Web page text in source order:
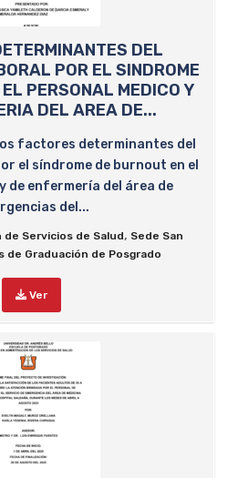
DEL
POR EL SINDROME
PERSONAL MEDICO Y
DEL AREA DE...
factores determinantes del
el síndrome de burnout en el
de enfermería del área de
del...
Servicios de Salud, Sede San
de Graduación de Posgrado
Ver